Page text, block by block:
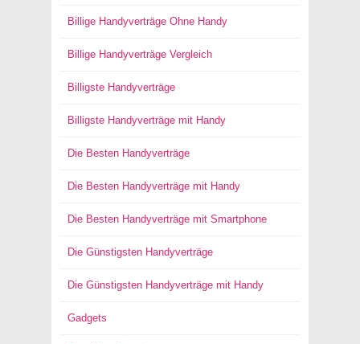
Billige Handyverträge Ohne Handy
Billige Handyverträge Vergleich
Billigste Handyverträge
Billigste Handyverträge mit Handy
Die Besten Handyverträge
Die Besten Handyverträge mit Handy
Die Besten Handyverträge mit Smartphone
Die Günstigsten Handyverträge
Die Günstigsten Handyverträge mit Handy
Gadgets